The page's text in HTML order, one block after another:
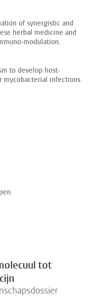
of synergistic and
herbal medicine and
modulation.
to develop host-
mycobacterial infections
tot